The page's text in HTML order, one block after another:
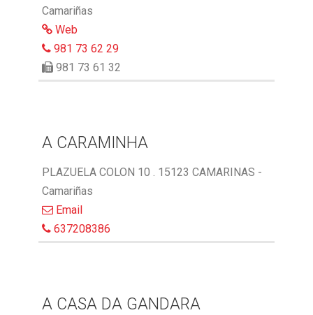
Camariñas
Web
981 73 62 29
981 73 61 32
A CARAMINHA
PLAZUELA COLON 10 . 15123 CAMARINAS -
Camariñas
Email
637208386
A CASA DA GANDARA